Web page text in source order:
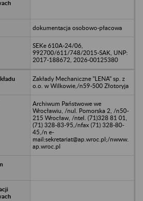
dokumentacja osobowo-płacowa
SEKe 610A-24/06,
992700/611/748/2015-SAK, UNP:
2017-188672, 2026-00125380
Zakłady Mechaniczne "LENA" sp. z
o.o. w Wilkowie,/n59-500 Złotoryja
Archiwum Państwowe we
Wrocławiu, /nul. Pomorska 2, /n50-
215 Wrocław, /ntel. (71)328 81 01,
(71) 328-83-95,/nfax (71) 328-80-
45,/n e-
mail:sekretariat@ap.wroc.pl;/nwww.
ap.wroc.pl